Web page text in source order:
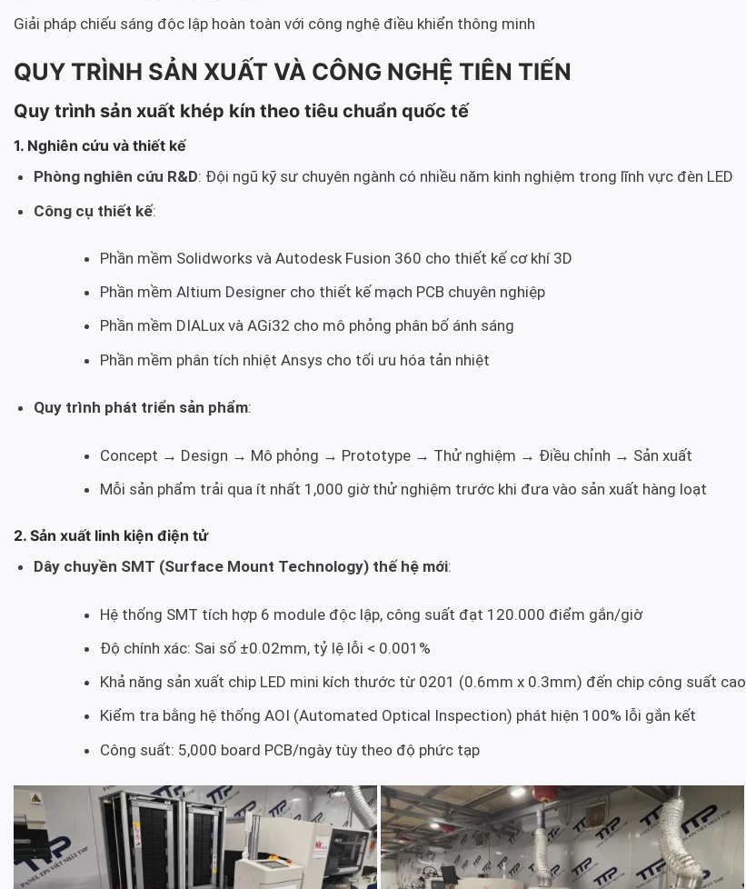
Giải pháp chiếu sáng độc lập hoàn toàn với công nghệ điều khiển thông minh
QUY TRÌNH SẢN XUẤT VÀ CÔNG NGHỆ TIÊN TIẾN
Quy trình sản xuất khép kín theo tiêu chuẩn quốc tế
1. Nghiên cứu và thiết kế
Phòng nghiên cứu R&D: Đội ngũ kỹ sư chuyên ngành có nhiều năm kinh nghiệm trong lĩnh vực đèn LED
Công cụ thiết kế:
Phần mềm Solidworks và Autodesk Fusion 360 cho thiết kế cơ khí 3D
Phần mềm Altium Designer cho thiết kế mạch PCB chuyên nghiệp
Phần mềm DIALux và AGi32 cho mô phỏng phân bố ánh sáng
Phần mềm phân tích nhiệt Ansys cho tối ưu hóa tản nhiệt
Quy trình phát triển sản phẩm:
Concept → Design → Mô phỏng → Prototype → Thử nghiệm → Điều chỉnh → Sản xuất
Mỗi sản phẩm trải qua ít nhất 1,000 giờ thử nghiệm trước khi đưa vào sản xuất hàng loạt
2. Sản xuất linh kiện điện tử
Dây chuyền SMT (Surface Mount Technology) thế hệ mới:
Hệ thống SMT tích hợp 6 module độc lập, công suất đạt 120.000 điểm gắn/giờ
Độ chính xác: Sai số ±0.02mm, tỷ lệ lỗi < 0.001%
Khả năng sản xuất chip LED mini kích thước từ 0201 (0.6mm x 0.3mm) đến chip công suất cao
Kiểm tra bằng hệ thống AOI (Automated Optical Inspection) phát hiện 100% lỗi gắn kết
Công suất: 5,000 board PCB/ngày tùy theo độ phức tạp